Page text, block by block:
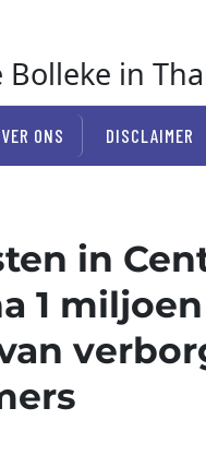
Bolleke in
ONS DISCLAIMER
in
1